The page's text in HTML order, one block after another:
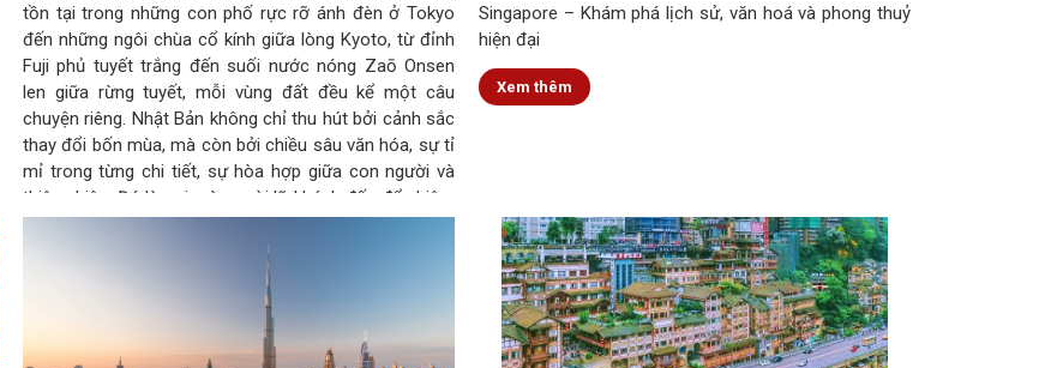
tồn tại trong những con phố rực rỡ ánh đèn ở Tokyo
đến những ngôi chùa cổ kính giữa lòng Kyoto, từ đỉnh
Fuji phủ tuyết trắng đến suối nước nóng Zaō Onsen
len giữa rừng tuyết, mỗi vùng đất đều kể một câu
chuyện riêng. Nhật Bản không chỉ thu hút bởi cảnh sắc
thay đổi bốn mùa, mà còn bởi chiều sâu văn hóa, sự tỉ
mỉ trong từng chi tiết, sự hòa hợp giữa con người và
thiên nhiên. Đó là nơi mà người lữ khách đến để chiêm
ngưỡng, nhưng rời đi với một cảm giác tĩnh tại trong
Singapore – Khám phá lịch sử, văn hoá và phong thuỷ
hiện đại
Xem thêm